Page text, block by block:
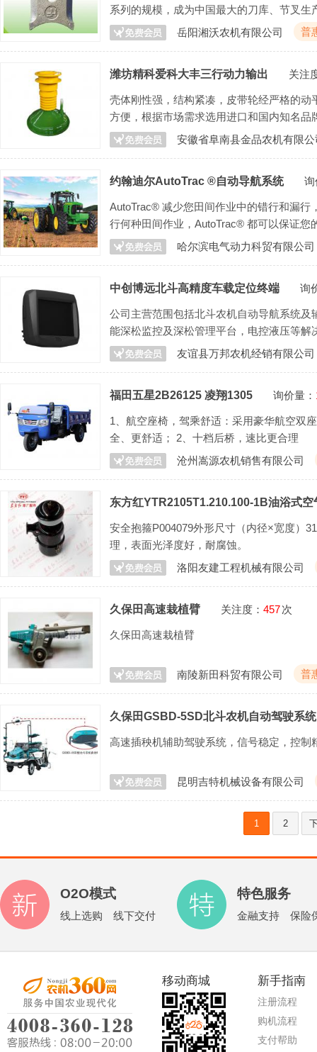
系列的规模，成为中国最大的刀库、节叉生
岳阳湘沃农机有限公司
普
潍坊精科爱科大丰三行动力输出 关注
壳体刚性强，结构紧凑，皮带轮经严格的
方便，根据市场需求选用进口和国内知名品
安徽省阜南县金品农机有限公
约翰迪尔AutoTrac ®自动导航系统 询
AutoTrac® 减少您田间作业中的错行和漏
行何种田间作业，AutoTrac® 都可以保证您
哈尔滨电气动力科贸有限公司
中创博远北斗高精度车载定位终端 询
公司主营范围包括北斗农机自动导航系统
能深松监控及深松管理平台，电控液压等解
友谊县万邦农机经销有限公司
福田五星2B26125 凌翔1305 询价量：
1、航空座椅，驾乘舒适：采用豪华航空双
全、更舒适； 2、十档后桥，速比更合理
沧州嵩源农机销售有限公司
东方红YTR2105T1.210.100-1B油浴式空
安全抱箍P004079外形尺寸（内径×宽度）
理，表面光泽度好，耐腐蚀。
洛阳友建工程机械有限公司
久保田高速栽植臂 关注度： 457次
久保田高速栽植臂
南陵新田科贸有限公司 普
久保田GSBD-5SD北斗农机自动驾驶系统
高速插秧机辅助驾驶系统，信号稳定，控制
昆明吉特机械设备有限公司
1 2
O2O模式
线上选购 线下交付
特色服务
金融支持 保险
移动商城 新手指南
注册流程
购机流程
支付帮助